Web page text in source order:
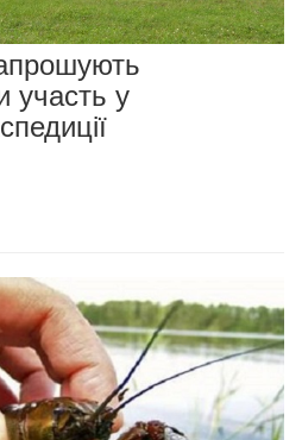
участь у